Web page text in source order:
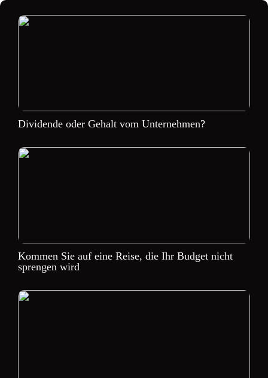
Dividende oder Gehalt vom Unternehmen?
Kommen Sie auf eine Reise, die Ihr Budget nicht
sprengen wird